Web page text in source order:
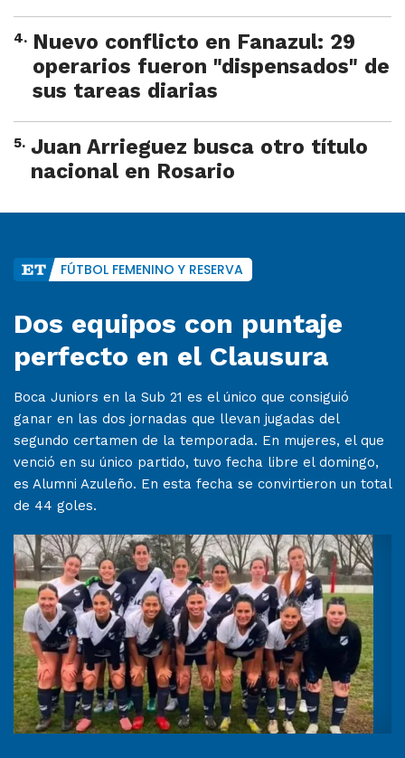
4. Nuevo conflicto en Fanazul: 29
operarios fueron "dispensados" de
sus tareas diarias
5. Juan Arrieguez busca otro título
nacional en Rosario
FÚTBOL FEMENINO Y RESERVA
Dos equipos con puntaje
perfecto en el Clausura
Boca Juniors en la Sub 21 es el único que consiguió
ganar en las dos jornadas que llevan jugadas del
segundo certamen de la temporada. En mujeres, el que
venció en su único partido, tuvo fecha libre el domingo,
es Alumni Azuleño. En esta fecha se convirtieron un total
de 44 goles.